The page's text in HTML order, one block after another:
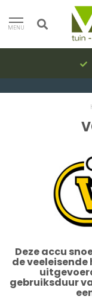
MENU
Deze accu
de
gebruiksduur